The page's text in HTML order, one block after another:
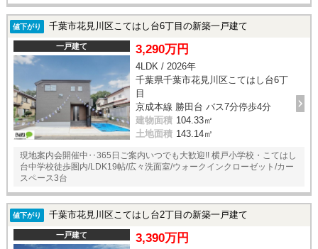
値下がり 千葉市花見川区こてはし台6丁目の新築一戸建て
一戸建て 3,290万円
4LDK / 2026年
千葉県千葉市花見川区こてはし台6丁
目
京成本線 勝田台 バス7分停歩4分
建物面積 104.33㎡
土地面積 143.14㎡
現地案内会開催中‥365日ご案内いつでも大歓迎!! 横戸小学校・こてはし
台中学校徒歩圏内/LDK19帖/広々洗面室/ウォークインクローゼット/カー
スペース3台
値下がり 千葉市花見川区こてはし台2丁目の新築一戸建て
一戸建て 3,390万円